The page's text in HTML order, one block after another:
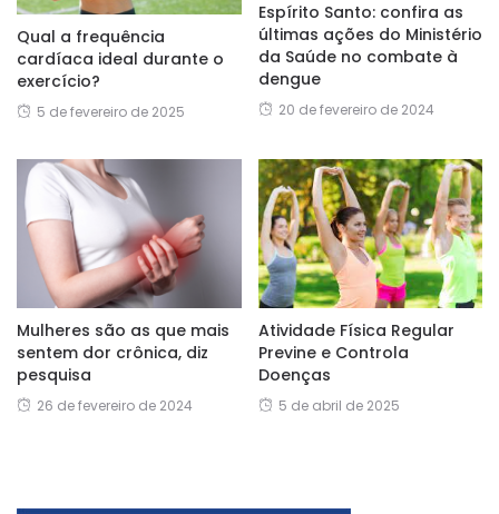
Qual a frequência
cardíaca ideal durante o
exercício?
5 de fevereiro de 2025
Espírito Santo: confira as
últimas ações do Ministério
da Saúde no combate à
dengue
20 de fevereiro de 2024
Mulheres são as que mais
sentem dor crônica, diz
pesquisa
26 de fevereiro de 2024
Atividade Física Regular
Previne e Controla
Doenças
5 de abril de 2025